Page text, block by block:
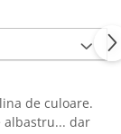
de culoare.
albastru... dar